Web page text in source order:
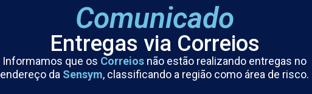
Comunicado
Entregas via Correios
Informamos que os Correios não estão realizando entregas no
endereço da Sensym, classificando a região como área de risco.